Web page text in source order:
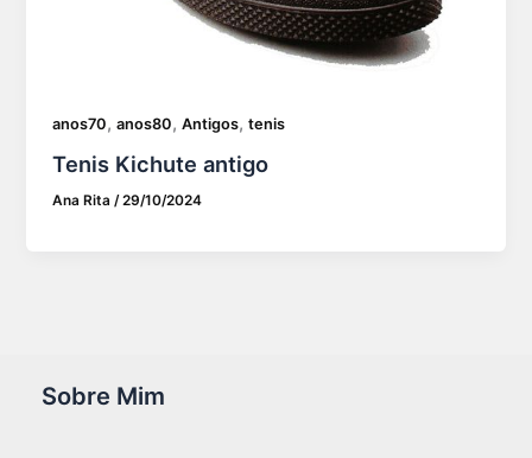
anos70,anos80,Antigos,tenis
Tenis Kichute antigo
Ana Rita/29/10/2024
Sobre Mim